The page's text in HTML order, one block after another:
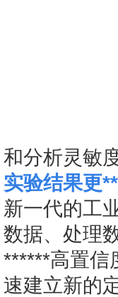
和分析灵敏
实验结果更
新一代的工
数据、处理
******高置信
速建立新的